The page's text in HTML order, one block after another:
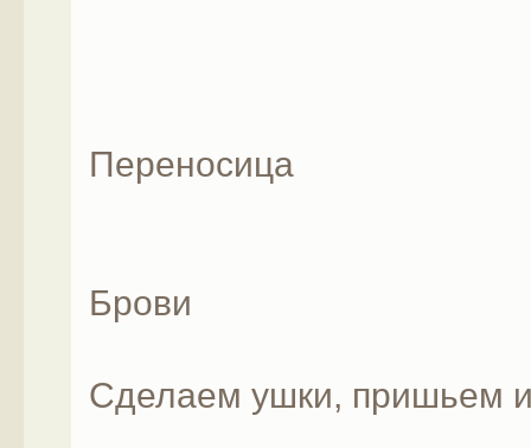
Переносица
Брови
Сделаем ушки, пришьем